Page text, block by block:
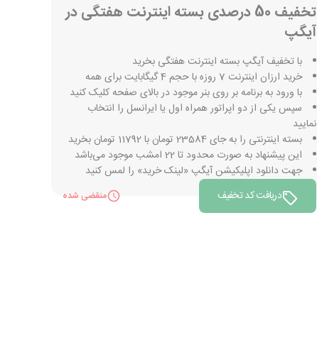
تخفیف 50 درصدی بسته اینترنت هفتگی در
آیگپ
با تخفیف آیگپ بسته اینترنت هفتگی بخرید
خرید ارزان اینترنت 7 روزه با حجم 4 گیگابایت برای همه
با ورود به برنامه بر روی بنر موجود در بالای صفحه کلیک کنید
سپس یکی از دو اپراتور همراه اول یا ایرانسل را انتخاب
نمایید
بسته اینترنتی را به جای 23584 تومان با 11792 تومان بخرید
این پیشنهاد به صورت محدود تا 22 امشب موجود می‌باشد
جهت دانلود اپلیکیشن آیگپ «لینک خرید» را لمس کنید
دریافت کد تخفیف
منقضی شده